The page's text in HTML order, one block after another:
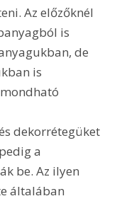
Az előzőknél
is
de
is
dekorrétegüket
a
be. Az ilyen
általában